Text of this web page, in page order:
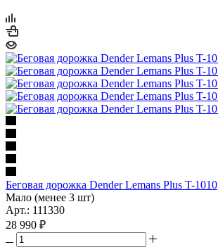
Беговая дорожка Dender Lemans Plus T-1010
Мало (менее 3 шт)
Арт.: 111330
28 990 ₽